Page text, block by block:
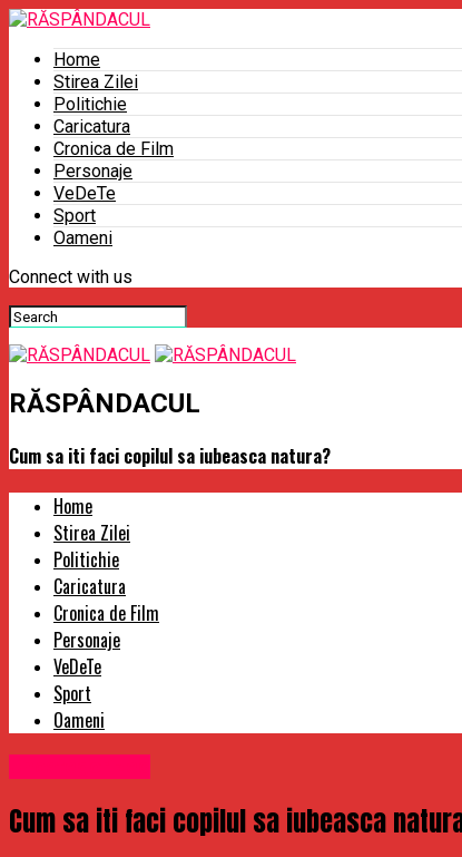
Home
Stirea Zilei
Politichie
Caricatura
Cronica de Film
Personaje
VeDeTe
Sport
Oameni
Connect with us
RĂSPÂNDACUL
Cum sa iti faci copilul sa iubeasca natura?
Home
Stirea Zilei
Politichie
Caricatura
Cronica de Film
Personaje
VeDeTe
Sport
Oameni
Cum sa iti faci copilul sa iubeasca